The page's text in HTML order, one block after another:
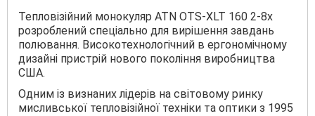
Тепловізійний монокуляр ATN OTS-XLT 160 2-8x
розроблений спеціально для вирішення завдань
полювання. Високотехнологічний в ергономічному
дизайні пристрій нового покоління виробництва
США.
Одним із визнаних лідерів на світовому ринку
мисливської тепловізійної техніки та оптики з 1995